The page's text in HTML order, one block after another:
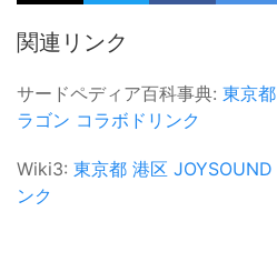
関連リンク
サードペディア百科事典: 東京都
ラゴン コラボドリンク
Wiki3: 東京都 港区 JOYSOUND
ンク